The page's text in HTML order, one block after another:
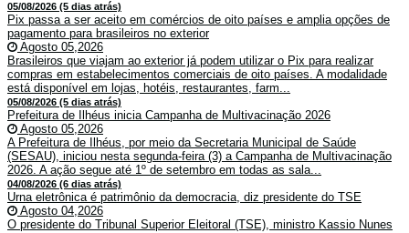
05/08/2026 (5 dias atrás)
Pix passa a ser aceito em comércios de oito países e amplia opções de
pagamento para brasileiros no exterior
Agosto 05,2026
Brasileiros que viajam ao exterior já podem utilizar o Pix para realizar
compras em estabelecimentos comerciais de oito países. A modalidade
está disponível em lojas, hotéis, restaurantes, farm...
05/08/2026 (5 dias atrás)
Prefeitura de Ilhéus inicia Campanha de Multivacinação 2026
Agosto 05,2026
A Prefeitura de Ilhéus, por meio da Secretaria Municipal de Saúde
(SESAU), iniciou nesta segunda-feira (3) a Campanha de Multivacinação
2026. A ação segue até 1º de setembro em todas as sala...
04/08/2026 (6 dias atrás)
Urna eletrônica é patrimônio da democracia, diz presidente do TSE
Agosto 04,2026
O presidente do Tribunal Superior Eleitoral (TSE), ministro Kassio Nunes